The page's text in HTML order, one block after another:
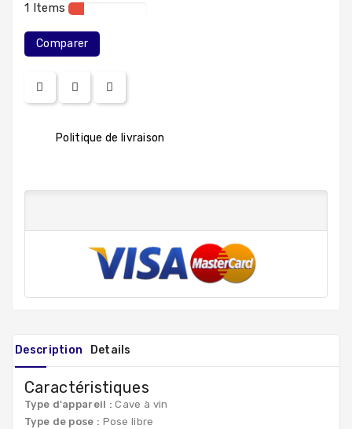
1 Items
Comparer
Politique de livraison
Description Details
Caractéristiques
Type d'appareil : Cave à vin
Type de pose : Pose libre